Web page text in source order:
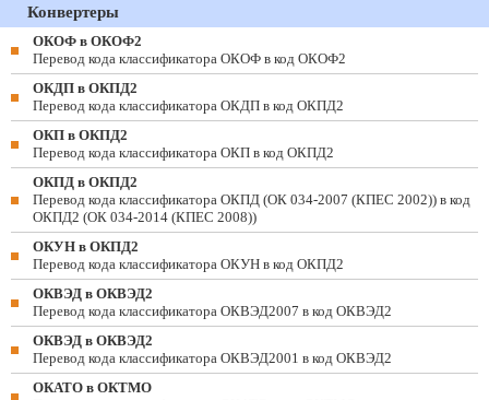
Конвертеры
ОКОФ в ОКОФ2
Перевод кода классификатора ОКОФ в код ОКОФ2
ОКДП в ОКПД2
Перевод кода классификатора ОКДП в код ОКПД2
ОКП в ОКПД2
Перевод кода классификатора ОКП в код ОКПД2
ОКПД в ОКПД2
Перевод кода классификатора ОКПД (ОК 034-2007 (КПЕС 2002)) в код
ОКПД2 (ОК 034-2014 (КПЕС 2008))
ОКУН в ОКПД2
Перевод кода классификатора ОКУН в код ОКПД2
ОКВЭД в ОКВЭД2
Перевод кода классификатора ОКВЭД2007 в код ОКВЭД2
ОКВЭД в ОКВЭД2
Перевод кода классификатора ОКВЭД2001 в код ОКВЭД2
ОКАТО в ОКТМО